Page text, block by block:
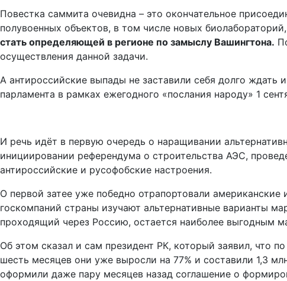
Повестка саммита очевидна – это окончательное
полувоенных объектов, в том числе новых
стать определяющей в регионе по замыслу Вашингтона.
осуществления данной задачи.
А антироссийские выпады не заставили себя долго ждать
парламента в рамках ежегодного «послания народу» 1
И речь идёт в первую очередь о наращивании
инициировании референдума о строительства АЭС,
антироссийские и русофобские настроения.
О первой затее уже победно отрапортовали
госкомпаний страны изучают альтернативные варианты
проходящий через Россию, остается наиболее выгодным
Об этом сказал и сам президент РК, который заявил, что
шесть месяцев они уже выросли на 77% и составили 1,3
оформили даже пару месяцев назад соглашение о